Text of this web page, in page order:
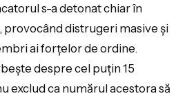
s-a detonat chiar în
provocând distrugeri masive și
ai forțelor de ordine.
despre cel puțin 15
exclud ca numărul acestora să